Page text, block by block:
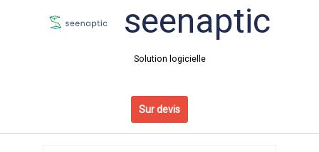
seenaptic
Solution logicielle
Sur devis